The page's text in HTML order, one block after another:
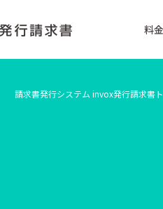
料
請求書発行システム invox発行請求書